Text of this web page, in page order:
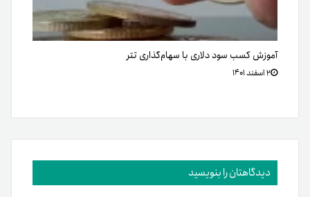
آموزش کسب سود دلاری با سهام‌گذاری تتر
۲ اسفند ۱۴۰۱
دیدگاهتان را بنویسید